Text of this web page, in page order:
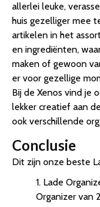
allerlei leuke,
huis gezelliger mee
artikelen in het
en ingrediënten,
maken of gewoon
er voor gezellige
Bij de Xenos vind je
lekker creatief aan
ook verschillende
Conclusie
Dit zijn onze beste
1. Lade
Organizer van